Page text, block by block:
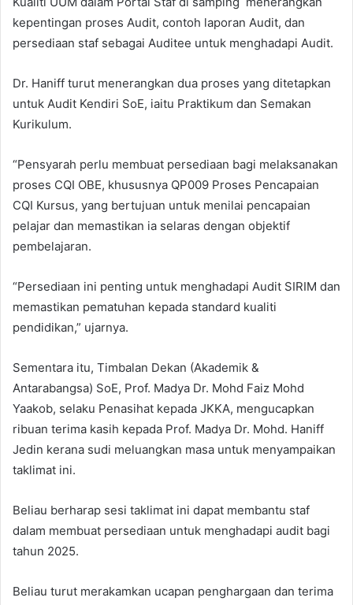
kepentingan proses Audit, contoh laporan Audit, dan
persediaan staf sebagai Auditee untuk menghadapi Audit.
Dr. Haniff turut menerangkan dua proses yang ditetapkan
untuk Audit Kendiri SoE, iaitu Praktikum dan Semakan
Kurikulum.
“Pensyarah perlu membuat persediaan bagi melaksanakan
proses CQI OBE, khususnya QP009 Proses Pencapaian
CQI Kursus, yang bertujuan untuk menilai pencapaian
pelajar dan memastikan ia selaras dengan objektif
pembelajaran.
“Persediaan ini penting untuk menghadapi Audit SIRIM dan
memastikan pematuhan kepada standard kualiti
pendidikan,” ujarnya.
Sementara itu, Timbalan Dekan (Akademik &
Antarabangsa) SoE, Prof. Madya Dr. Mohd Faiz Mohd
Yaakob, selaku Penasihat kepada JKKA, mengucapkan
ribuan terima kasih kepada Prof. Madya Dr. Mohd. Haniff
Jedin kerana sudi meluangkan masa untuk menyampaikan
taklimat ini.
Beliau berharap sesi taklimat ini dapat membantu staf
dalam membuat persediaan untuk menghadapi audit bagi
tahun 2025.
Beliau turut merakamkan ucapan penghargaan dan terima